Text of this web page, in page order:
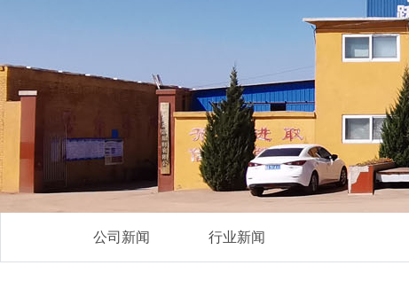
公司新闻 行业新闻